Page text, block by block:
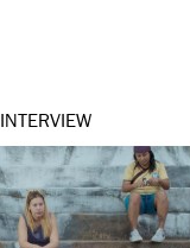
INTERVIEW